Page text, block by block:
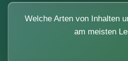
Welche Arten von Inhalten
am meisten